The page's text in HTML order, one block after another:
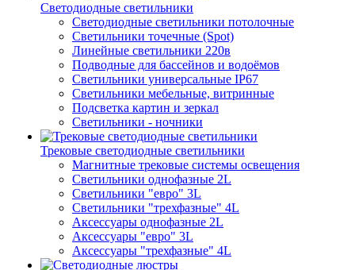
Светодиодные светильники
Светодиодные светильники потолочные
Светильники точечные (Spot)
Линейные светильники 220в
Подводные для бассейнов и водоёмов
Светильники универсальные IP67
Светильники мебельные, витринные
Подсветка картин и зеркал
Светильники - ночники
Трековые светодиодные светильники
Магнитные трековые системы освещения
Светильники однофазные 2L
Светильники "евро" 3L
Светильники "трехфазные" 4L
Аксессуары однофазные 2L
Аксессуары "евро" 3L
Аксессуары "трехфазные" 4L